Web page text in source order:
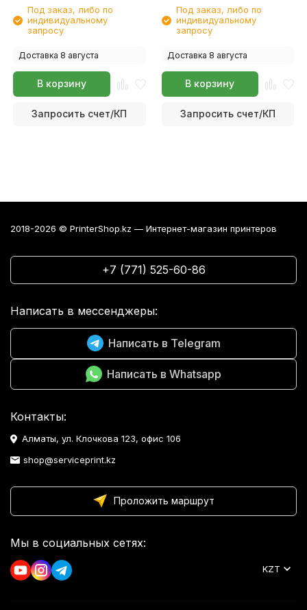
Под заказ, либо по
индивидуальному
запросу
Доставка 8 августа
В корзину
Запросить счет/КП
Под заказ, либо по
индивидуальному
запросу
Доставка 8 августа
В корзину
Запросить счет/КП
2018-2026 © PrinterShop.kz — Интернет-магазин принтеров
+7 (771) 525-60-86
Написать в мессенджеры:
Написать в Telegram
Написать в Whatsapp
Контакты:
Алматы, ул. Клочкова 123, офис 106
shop@serviceprint.kz
Проложить маршрут
Мы в социальных сетях:
KZT